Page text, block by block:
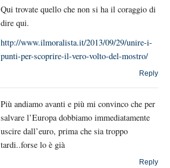
Qui trovate quello che non si ha il coraggio di
dire qui.
http://www.ilmoralista.it/2013/09/29/unire-i-
punti-per-scoprire-il-vero-volto-del-mostro/
Reply
Più andiamo avanti e più mi convinco che per
salvare l’Europa dobbiamo immediatamente
uscire dall’euro, prima che sia troppo
tardi..forse lo è già
Reply